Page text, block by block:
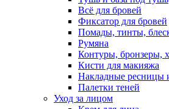
Всё для бровей
Фиксатор для бровей
Помады, тинты,
Румяна
Контуры, бронзеры,
Кисти для макияжа
Накладные ресницы
Палетки теней
Уход за лицом